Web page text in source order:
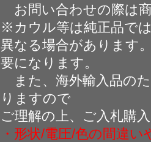
お問い合わせの際は
※カウル等は純正品で
異なる場合があります
要になります。
また、海外輸入品の
りますので
ご理解の上、ご入札購
・形状/電圧/色の間違